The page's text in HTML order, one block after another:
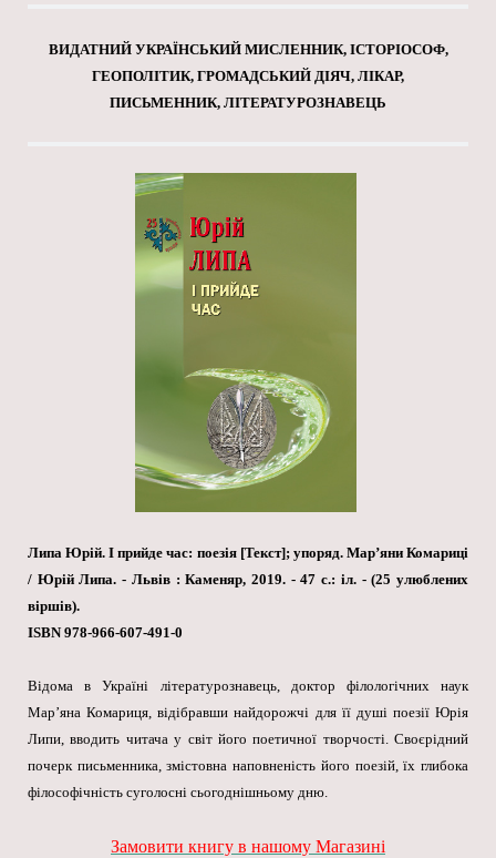
ВИДАТНИЙ УКРАЇНСЬКИЙ МИСЛЕННИК, ІСТОРІОСОФ,
ГЕОПОЛІТИК, ГРОМАДСЬКИЙ ДІЯЧ, ЛІКАР,
ПИСЬМЕННИК, ЛІТЕРАТУРОЗНАВЕЦЬ
Липа Юрій. І прийде час: поезія [Текст]; упоряд. Мар’яни Комариці
/ Юрій Липа. - Львів : Каменяр, 2019. - 47 с.: іл. - (25 улюблених
віршів).
ISBN 978-966-607-491-0
Відома в Україні літературознавець, доктор філологічних наук
Мар’яна Комариця, відібравши найдорожчі для її душі поезії Юрія
Липи, вводить читача у світ його поетичної творчості. Своєрідний
почерк письменника, змістовна наповненість його поезій, їх глибока
філософічність суголосні сьогоднішньому дню.
Замовити книгу в нашому Магазині